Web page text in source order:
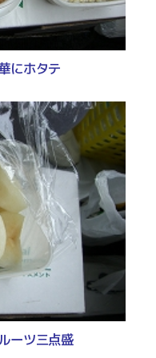
にホタテ
ーツ三点盛